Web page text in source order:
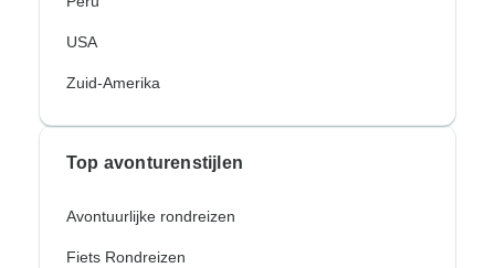
USA
Zuid-Amerika
Top avonturenstijlen
Avontuurlijke rondreizen
Fiets Rondreizen